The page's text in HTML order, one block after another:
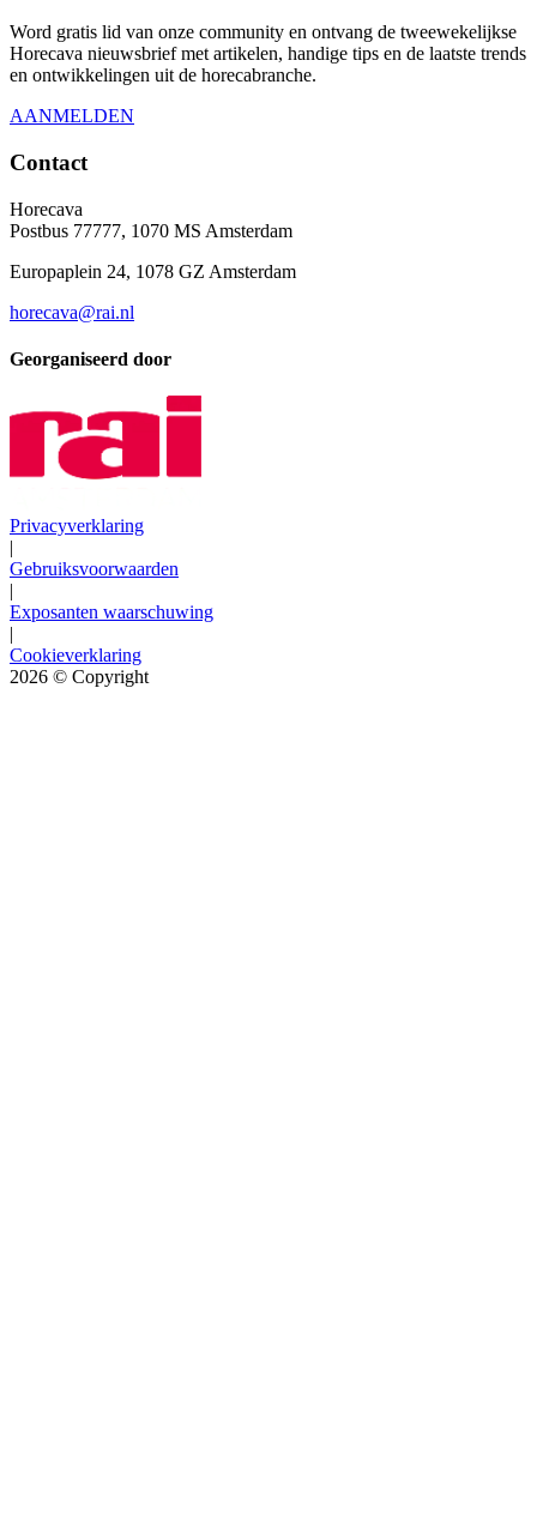
Word gratis lid van onze community en ontvang de tweewekelijkse
Horecava nieuwsbrief met artikelen, handige tips en de laatste trends
en ontwikkelingen uit de horecabranche.
AANMELDEN
Contact
Horecava
Postbus 77777, 1070 MS Amsterdam
Europaplein 24, 1078 GZ Amsterdam
horecava@rai.nl
Georganiseerd door
Privacyverklaring
|
Gebruiksvoorwaarden
|
Exposanten waarschuwing
|
Cookieverklaring
2026 © Copyright